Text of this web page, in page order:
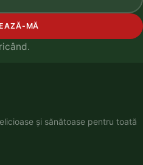
MĂ
și sănătoase pentru toată